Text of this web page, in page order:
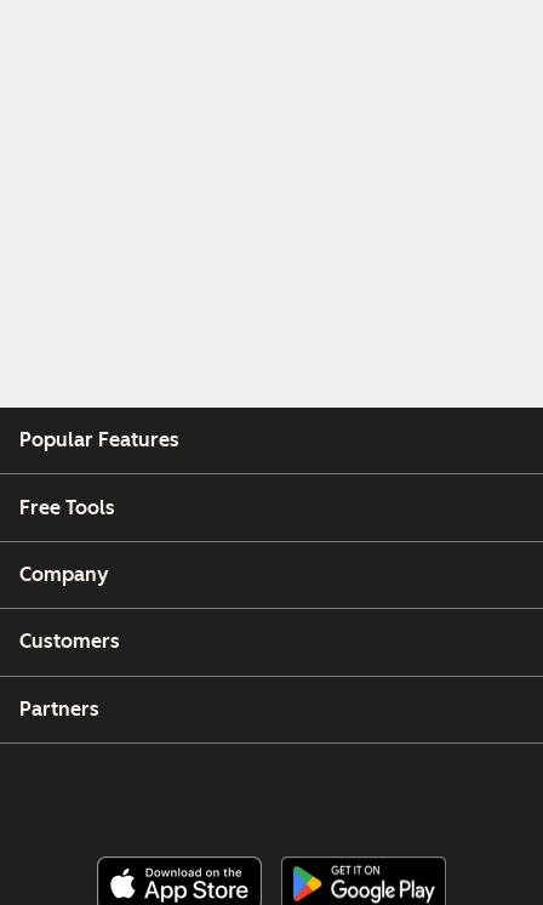
Popular Features
Free Tools
Company
Customers
Partners